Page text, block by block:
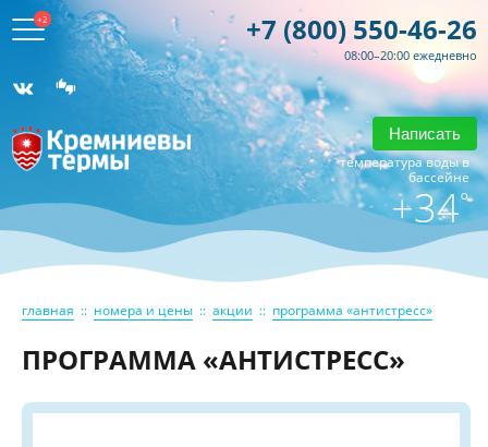
+2 +7 (800) 550-46-26
08:00–20:00 ежедневно
Написать
температура воды в
бассейне
+34°
главная :: номера и цены :: акции :: программа «антистресс»
ПРОГРАММА «АНТИСТРЕСС»